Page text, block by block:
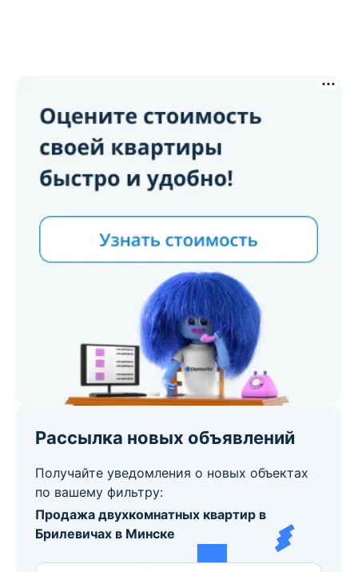
Рассылка новых объявлений
Получайте уведомления о новых объектах
по вашему фильтру:
Продажа двухкомнатных квартир в
Брилевичах в Минске